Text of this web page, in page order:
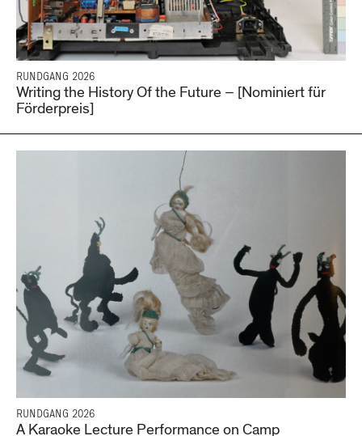
RUNDGANG 2026
Writing the History Of the Future – [Nominiert für
Förderpreis]
RUNDGANG 2026
A Karaoke Lecture Performance on Camp